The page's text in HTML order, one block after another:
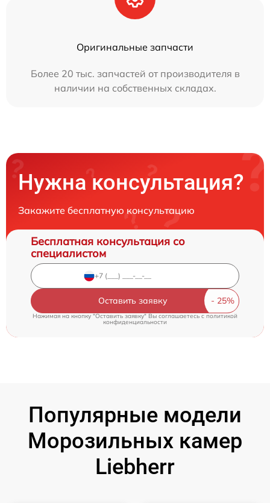
Оригинальные запчасти
Более 20 тыс. запчастей от производителя в
наличии на собственных складах.
Нужна консультация?
Закажите бесплатную консультацию
Бесплатная консультация со
специалистом
Оставить заявку
Нажимая на кнопку "Оставить заявку" Вы соглашаетесь cполитикой
конфиденциальности
Популярные модели
Морозильных камер
Liebherr